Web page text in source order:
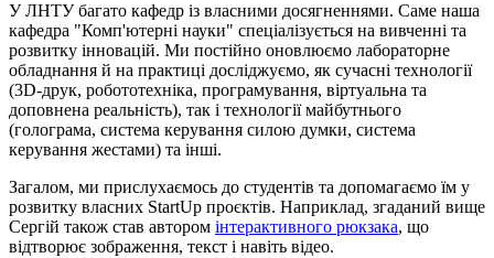
У ЛНТУ багато кафедр із власними досягненнями. Саме наша
кафедра "Комп'ютерні науки" спеціалізується на вивченні та
розвитку інновацій. Ми постійно оновлюємо лабораторне
обладнання й на практиці досліджуємо, як сучасні технології
(3D-друк, робототехніка, програмування, віртуальна та
доповнена реальність), так і технології майбутнього
(голограма, система керування силою думки, система
керування жестами) та інші.
Загалом, ми прислухаємось до студентів та допомагаємо їм у
розвитку власних StartUp проєктів. Наприклад, згаданий вище
Сергій також став автором інтерактивного рюкзака, що
відтворює зображення, текст і навіть відео.